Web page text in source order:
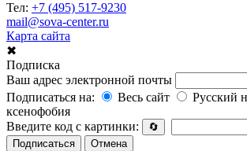
Тел: +7 (495) 517-9230
mail@sova-center.ru
Карта сайта
✖
Подписка
Ваш адрес электронной почты
Подписаться на:
Весь сайт
Русский
ксенофобия
Введите код с картинки:
🔄
Подписаться
Отмена